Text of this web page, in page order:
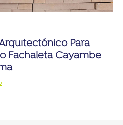
Para
Fachaleta Cayambe